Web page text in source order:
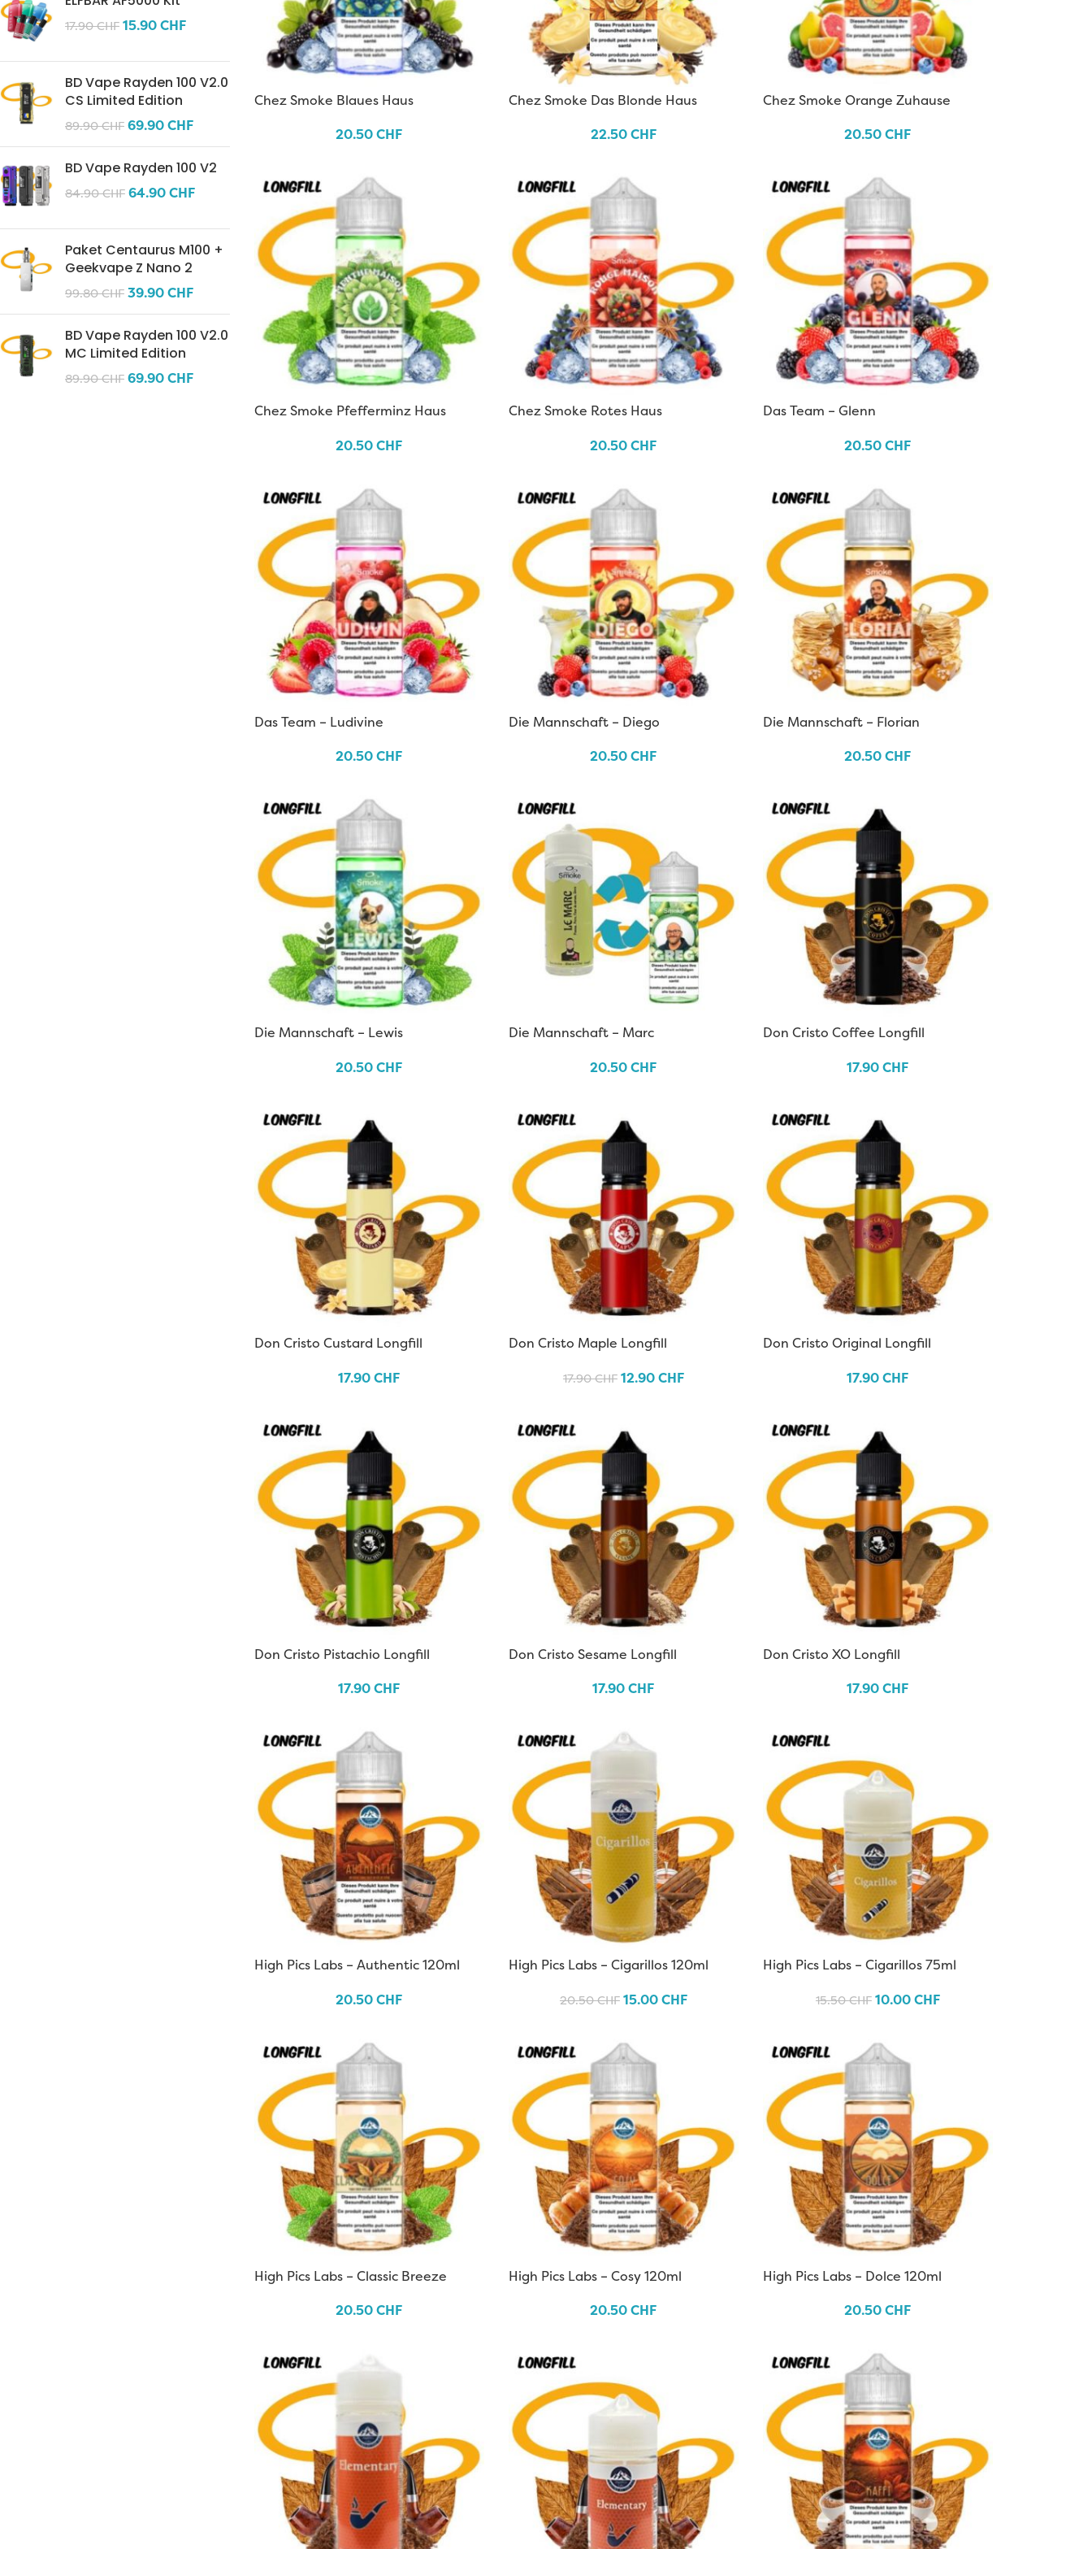
17.90CHF 15.90CHF
BD Vape Rayden 100 V2.0
CS Limited Edition
89.90CHF 69.90CHF
BD Vape Rayden 100 V2
84.90CHF 64.90CHF
Paket Centaurus M100 +
Geekvape Z Nano 2
99.80CHF 39.90CHF
BD Vape Rayden 100 V2.0
MC Limited Edition
89.90CHF 69.90CHF
Chez Smoke Blaues Haus
20.50CHF
Chez Smoke Das Blonde Haus
22.50CHF
Chez Smoke Orange Zuhause
20.50CHF
Chez Smoke Pfefferminz Haus
20.50CHF
Chez Smoke Rotes Haus
20.50CHF
Das Team – Glenn
20.50CHF
Das Team – Ludivine
20.50CHF
Die Mannschaft – Diego
20.50CHF
Die Mannschaft – Florian
20.50CHF
Die Mannschaft – Lewis
20.50CHF
Die Mannschaft – Marc
20.50CHF
Don Cristo Coffee Longfill
17.90CHF
Don Cristo Custard Longfill
17.90CHF
Don Cristo Maple Longfill
17.90CHF 12.90CHF
Don Cristo Original Longfill
17.90CHF
Don Cristo Pistachio Longfill
17.90CHF
Don Cristo Sesame Longfill
17.90CHF
Don Cristo XO Longfill
17.90CHF
High Pics Labs – Authentic 120ml
20.50CHF
High Pics Labs – Cigarillos 120ml
20.50CHF 15.00CHF
High Pics Labs – Cigarillos 75ml
15.50CHF 10.00CHF
High Pics Labs – Classic Breeze
20.50CHF
High Pics Labs – Cosy 120ml
20.50CHF
High Pics Labs – Dolce 120ml
20.50CHF